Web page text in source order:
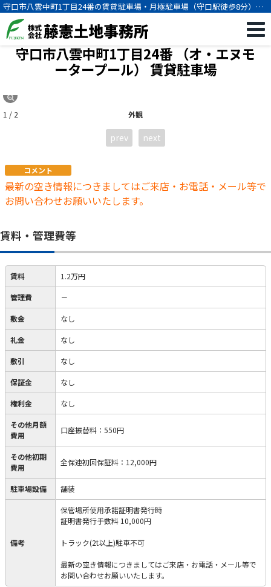
守口市八雲中町1丁目24番の賃貸駐車場・月極駐車場（守口駅徒歩8分）
[2341]
守口市八雲中町1丁目24番 （オ・エヌモ
ータープール） 賃貸駐車場
外観
1 / 2
prev next
コメント
最新の空き情報につきましてはご来店・お電話・メール等で
お問い合わせお願いいたします。
賃料・管理費等
賃料 1.2万円
管理費 －
敷金 なし
礼金 なし
敷引 なし
保証金 なし
権利金 なし
その他月額
費用
口座振替料 ： 550円
その他初期
費用
全保連初回保証料 ： 12,000円
駐車場設備 舗装
備考
保管場所使用承諾証明書発行時
証明書発行手数料 10,000円
トラック(2t以上)駐車不可
最新の空き情報につきましてはご来店・お電話・メール等で
お問い合わせお願いいたします。